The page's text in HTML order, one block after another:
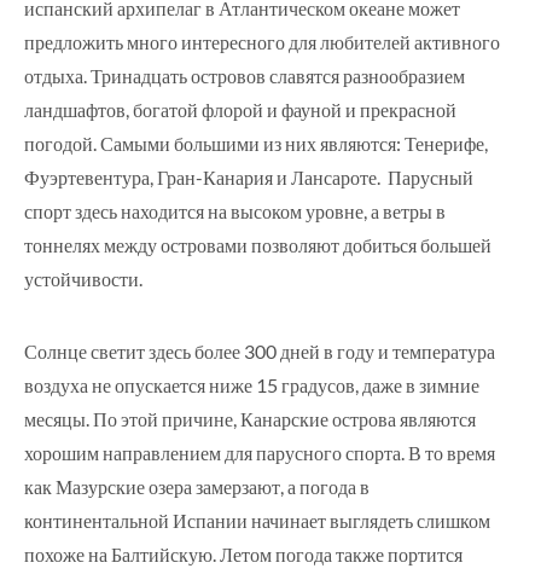
испанский архипелаг в Атлантическом океане может
предложить много интересного для любителей активного
отдыха. Тринадцать островов славятся разнообразием
ландшафтов, богатой флорой и фауной и прекрасной
погодой. Самыми большими из них являются: Тенерифе,
Фуэртевентура, Гран-Канария и Лансароте. Парусный
спорт здесь находится на высоком уровне, а ветры в
тоннелях между островами позволяют добиться большей
устойчивости.
Солнце светит здесь более 300 дней в году и температура
воздуха не опускается ниже 15 градусов, даже в зимние
месяцы. По этой причине, Канарские острова являются
хорошим направлением для парусного спорта. В то время
как Мазурские озера замерзают, а погода в
континентальной Испании начинает выглядеть слишком
похоже на Балтийскую. Летом погода также портится